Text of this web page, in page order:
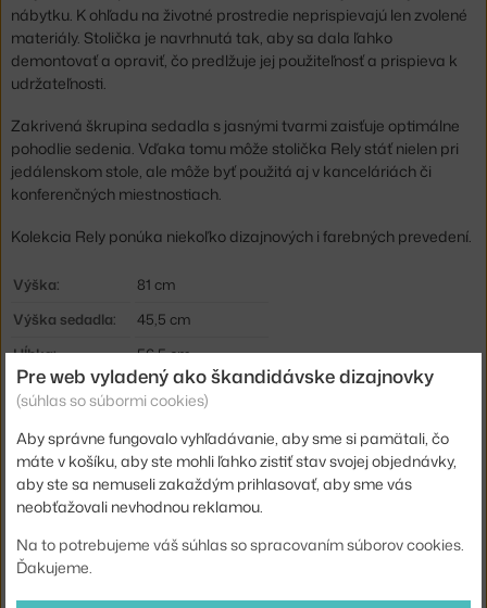
nábytku. K ohľadu na životné prostredie neprispievajú len zvolené
materiály. Stolička je navrhnutá tak, aby sa dala ľahko
demontovať a opraviť, čo predlžuje jej použiteľnosť a prispieva k
udržateľnosti.
Zakrivená škrupina sedadla s jasnými tvarmi zaisťuje optimálne
pohodlie sedenia. Vďaka tomu môže stolička Rely stáť nielen pri
jedálenskom stole, ale môže byť použitá aj v kanceláriách či
konferenčných miestnostiach.
Kolekcia Rely ponúka niekoľko dizajnových i farebných prevedení.
Výška:
81 cm
Výška sedadla:
45,5 cm
Hĺbka:
56,5 cm
Výška podrúčok: 67,3 cm
Hmotnosť:
6,9 kg
Podrúčky:
s podrúčkami
Materiál:
Sedák:
plast
Pre web vyladený ako škandidávske dizajnovky
(súhlas so súbormi cookies)
Aby správne fungovalo vyhľadávanie, aby sme si pamätali, čo
máte v košíku, aby ste mohli ľahko zistiť stav svojej objednávky,
aby ste sa nemuseli zakaždým prihlasovať, aby sme vás
neobťažovali nevhodnou reklamou.
Na to potrebujeme váš súhlas so spracovaním súborov cookies.
Ďakujeme.